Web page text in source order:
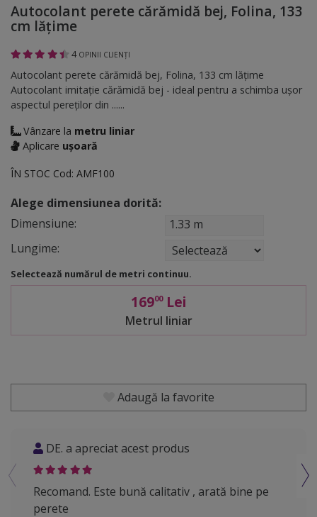
Autocolant perete cărămidă bej, Folina, 133
cm lăţime
4 OPINII CLIENȚI
Autocolant perete cărămidă bej, Folina, 133 cm lăţime
Autocolant imitaţie cărămidă bej - ideal pentru a schimba uşor
aspectul pereţilor din ......
Vânzare la metru liniar
Aplicare ușoară
ÎN STOC Cod: AMF100
Alege dimensiunea dorită:
Dimensiune:
1.33 m
Lungime:
Selectează numărul de metri continuu.
16900Lei
Metrul liniar
Adaugă la favorite
DE. a apreciat acest produs
Recomand. Este bună calitativ , arată bine pe
perete